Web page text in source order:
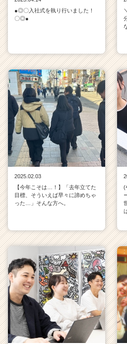
●◎〇入社式を執り行いました！
〇◎●
2025.02.03
【今年こそは…！】「去年立てた
目標、そういえば早々に諦めちゃ
った…」そんな方へ。
(